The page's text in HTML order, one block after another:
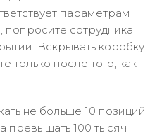
параметрам
сотрудника
Вскрывать коробку
только после того, как
не больше 10 позиций
превышать 100 тысяч